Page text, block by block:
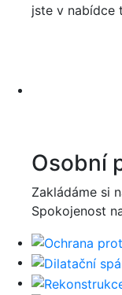
jste v nabídce
Osobní
Zakládáme si
Spokojenost